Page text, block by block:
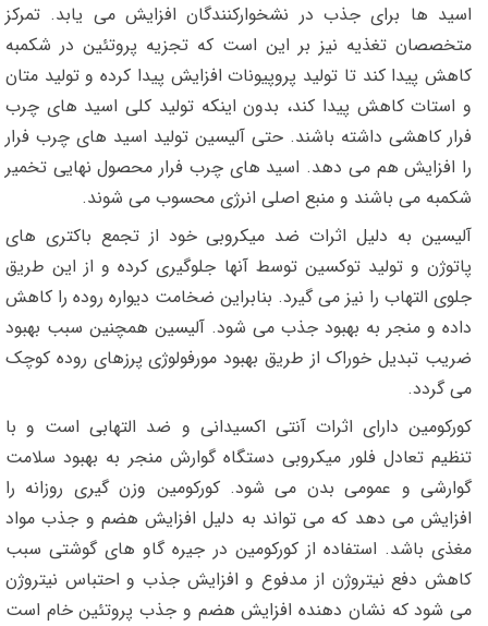
اسید ها برای جذب در نشخوارکنندگان افزایش می یابد. تمرکز
متخصصان تغذیه نیز بر این است که تجزیه پروتئین در شکمبه
کاهش پیدا کند تا تولید پروپیونات افزایش پیدا کرده و تولید متان
و استات کاهش پیدا کند، بدون اینکه تولید کلی اسید های چرب
فرار کاهشی داشته باشند. حتی آلیسین تولید اسید های چرب فرار
را افزایش هم می دهد. اسید های چرب فرار محصول نهایی تخمیر
شکمبه می باشند و منبع اصلی انرژی محسوب می شوند.
آلیسین به دلیل اثرات ضد میکروبی خود از تجمع باکتری های
پاتوژن و تولید توکسین توسط آنها جلوگیری کرده و از این طریق
جلوی التهاب را نیز می گیرد. بنابراین ضخامت دیواره روده را کاهش
داده و منجر به بهبود جذب می شود. آلیسین همچنین سبب بهبود
ضریب تبدیل خوراک از طریق بهبود مورفولوژی پرزهای روده کوچک
می گردد.
کورکومین دارای اثرات آنتی اکسیدانی و ضد التهابی است و با
تنظیم تعادل فلور میکروبی دستگاه گوارش منجر به بهبود سلامت
گوارشی و عمومی بدن می شود. کورکومین وزن گیری روزانه را
افزایش می دهد که می تواند به دلیل افزایش هضم و جذب مواد
مغذی باشد. استفاده از کورکومین در جیره گاو های گوشتی سبب
کاهش دفع نیتروژن از مدفوع و افزایش جذب و احتباس نیتروژن
می شود که نشان دهنده افزایش هضم و جذب پروتئین خام است